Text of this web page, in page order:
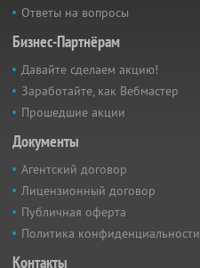
Ответы на вопросы
Бизнес-Партнёрам
Давайте сделаем акцию!
Заработайте, как Вебмастер
Прошедшие акции
Документы
Агентский договор
Лицензионный договор
Публичная оферта
Политика конфиденциальности
Контакты